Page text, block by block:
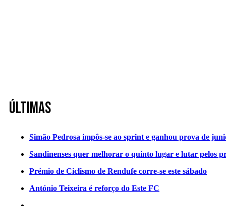
Últimas
Simão Pedrosa impôs-se ao sprint e ganhou prova de
Sandinenses quer melhorar o quinto lugar e lutar pelos
Prémio de Ciclismo de Rendufe corre-se este sábado
António Teixeira é reforço do Este FC